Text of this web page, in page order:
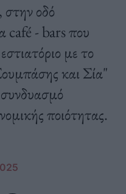
οδό
café - bars που
με το
και Σία"
συνδυασμό
ποιότητας.